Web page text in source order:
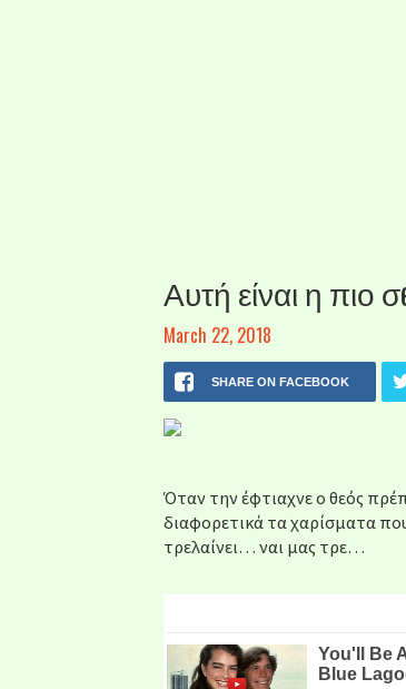
Αυτή είναι η πιο
March 22, 2018
SHARE ON FACEBOOK
Όταν την έφτιαχνε ο θεός
διαφορετικά τα χαρίσματα
τρελαίνει… ναι μας τρε…